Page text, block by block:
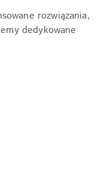
rozwiązania,
dedykowane